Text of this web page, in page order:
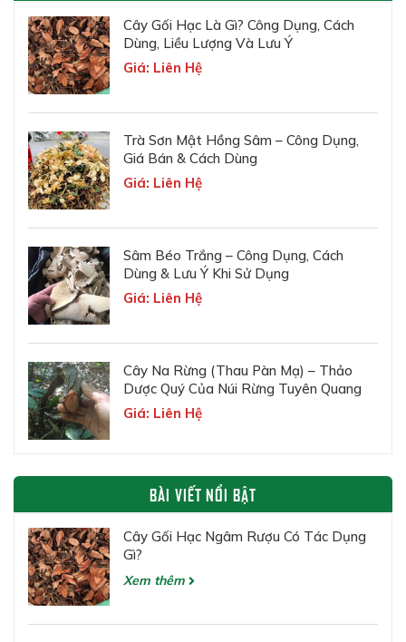
Cây Gối Hạc Là Gì? Công Dụng, Cách
Dùng, Liều Lượng Và Lưu Ý
Giá: Liên Hệ
Trà Sơn Mật Hồng Sâm – Công Dụng,
Giá Bán & Cách Dùng
Giá: Liên Hệ
Sâm Béo Trắng – Công Dụng, Cách
Dùng & Lưu Ý Khi Sử Dụng
Giá: Liên Hệ
Cây Na Rừng (Thau Pàn Mạ) – Thảo
Dược Quý Của Núi Rừng Tuyên Quang
Giá: Liên Hệ
BÀI VIẾT NỔI BẬT
Cây Gối Hạc Ngâm Rượu Có Tác Dụng
Gì?
Xem thêm